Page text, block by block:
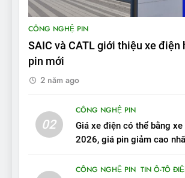
9
BYD Seal 06
chất lượng
ĐÁNH GIÁ XE
10
VinFast VF 7 tấm
hẳn xe xăng”
ĐÁNH GIÁ XE
CÔNG NGHỆ PIN
SAIC và CATL giới thiệu xe điện
pin mới
2 năm ago
02
CÔNG NGHỆ PIN
Giá xe điện có thể bằng
2026, giá pin giảm cao
CÔNG NGHỆ PIN TIN Ô-TÔ